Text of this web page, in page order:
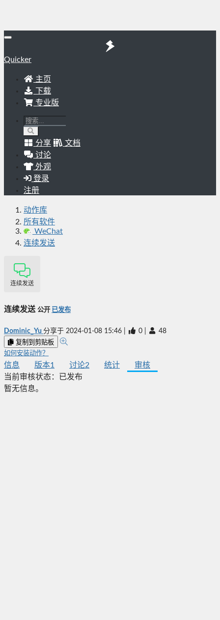
Quicker
主页
下载
专业版
分享
文档
讨论
外观
登录
注册
动作库
所有软件
WeChat
连续发送
连续发送
连续发送 公开 已发布
Dominic_Yu 分享于 2024-01-08 15:46 0 48
复制到剪贴板
如何安装动作？
信息 版本1 讨论2 统计
审核
当前审核状态：
已发布
暂无信息。